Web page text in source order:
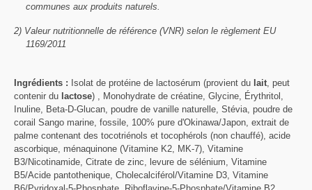
communes aux produits naturels.
2) Valeur nutritionnelle de référence (VNR) selon le règlement EU
1169/2011
Ingrédients : Isolat de protéine de lactosérum (provient du lait , peut
contenir du lactose) , Monohydrate de créatine, Glycine, Érythritol,
Inuline, Beta-D-Glucan, poudre de vanille naturelle, Stévia, poudre de
corail Sango marine, fossile, 100% pure d'Okinawa/Japon, extrait de
palme contenant des tocotriénols et tocophérols (non chauffé), acide
ascorbique, ménaquinone (Vitamine K2, MK-7), Vitamine
B3/Nicotinamide, Citrate de zinc, levure de sélénium, Vitamine
B5/Acide pantothenique, Cholecalciférol/Vitamine D3, Vitamine